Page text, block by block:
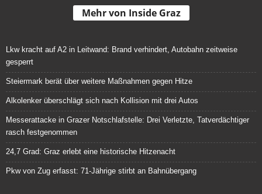
Mehr von Inside Graz
Lkw kracht auf A2 in Leitwand: Brand verhindert, Autobahn zeitweise
gesperrt
Steiermark berät über weitere Maßnahmen gegen Hitze
Alkolenker überschlägt sich nach Kollision mit drei Autos
Messerattacke in Grazer Notschlafstelle: Drei Verletzte, Tatverdächtiger
rasch festgenommen
24,7 Grad: Graz erlebt eine historische Hitzenacht
Pkw von Zug erfasst: 71-Jährige stirbt an Bahnübergang